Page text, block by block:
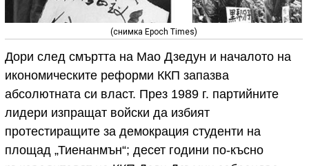
(снимка Epoch Times)
Дори след смъртта на Мао Дзедун и началото на
икономическите реформи ККП запазва
абсолютната си власт. През 1989 г. партийните
лидери изпращат войски да избият
протестиращите за демокрация студенти на
площад „Тиенанмън“; десет години по-късно